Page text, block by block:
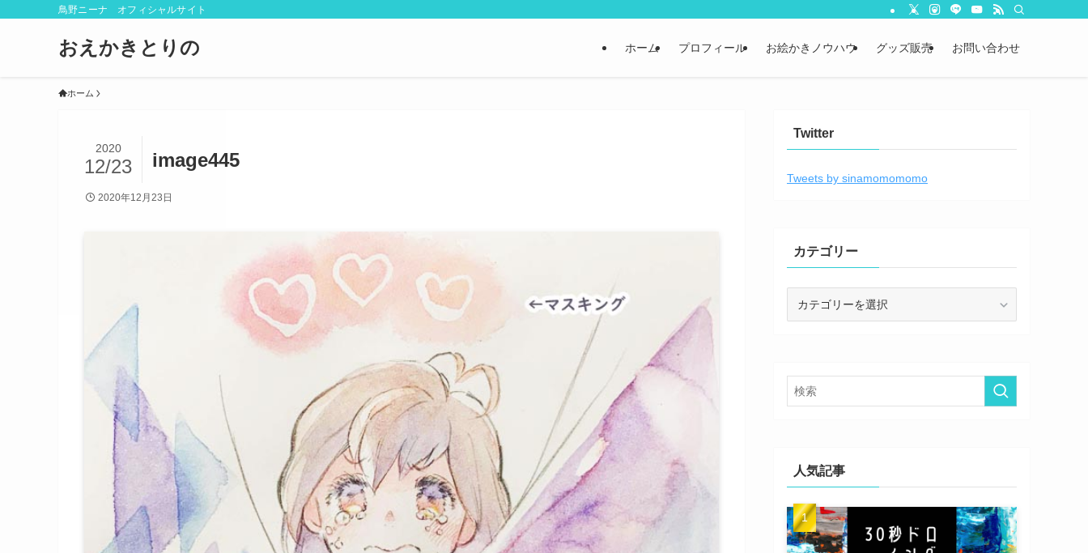
鳥野ニーナ オフィシャルサイト
おえかきとりの ホーム プロフィール お絵かきノウハウ グッズ販売 お問い合わせ
ホーム
image445
2020
12/23
2020年12月23日
Twitter
Tweets by sinamomomomo
カテゴリー
人気記事